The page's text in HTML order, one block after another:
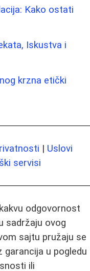
Kako ostati
Iskustva i
krzna etički
| Uslovi
servisi
odgovornost
sadržaju ovog
sajtu pružaju se
garancija u pogledu
ili